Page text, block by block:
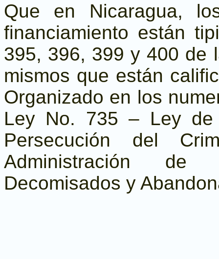
Que en Nicaragua,
financiamiento están
395, 396, 399 y 400 de
mismos que están
Organizado en los
Ley No. 735 – Ley de
Persecución del
Administración de
Decomisados y